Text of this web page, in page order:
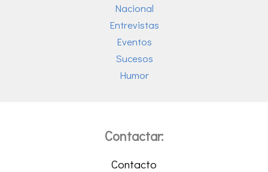
Nacional
Entrevistas
Eventos
Sucesos
Humor
Contactar:
Contacto